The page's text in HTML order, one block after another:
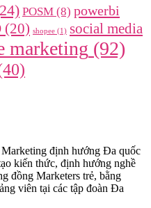
POSM (8) powerbi
(20) shopee (1) social media
marketing (92)
định hướng Đa quốc
kiến thức, định hướng nghề
đồng Marketers trẻ, bằng
viên tại các tập đoàn Đa